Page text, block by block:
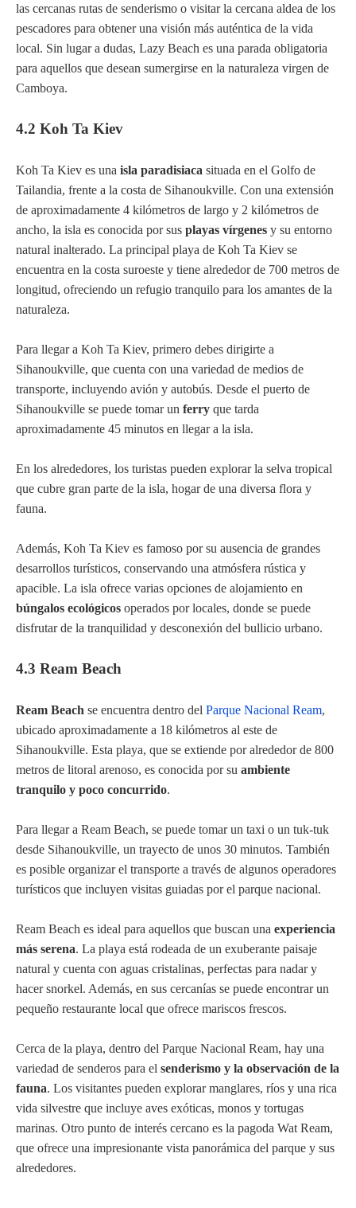
las cercanas rutas de senderismo o visitar la cercana aldea de los
pescadores para obtener una visión más auténtica de la vida
local. Sin lugar a dudas, Lazy Beach es una parada obligatoria
para aquellos que desean sumergirse en la naturaleza virgen de
Camboya.
4.2 Koh Ta Kiev
Koh Ta Kiev es una isla paradisiaca situada en el Golfo de
Tailandia, frente a la costa de Sihanoukville. Con una extensión
de aproximadamente 4 kilómetros de largo y 2 kilómetros de
ancho, la isla es conocida por sus playas vírgenes y su entorno
natural inalterado. La principal playa de Koh Ta Kiev se
encuentra en la costa suroeste y tiene alrededor de 700 metros de
longitud, ofreciendo un refugio tranquilo para los amantes de la
naturaleza.
Para llegar a Koh Ta Kiev, primero debes dirigirte a
Sihanoukville, que cuenta con una variedad de medios de
transporte, incluyendo avión y autobús. Desde el puerto de
Sihanoukville se puede tomar un ferry que tarda
aproximadamente 45 minutos en llegar a la isla.
En los alrededores, los turistas pueden explorar la selva tropical
que cubre gran parte de la isla, hogar de una diversa flora y
fauna.
Además, Koh Ta Kiev es famoso por su ausencia de grandes
desarrollos turísticos, conservando una atmósfera rústica y
apacible. La isla ofrece varias opciones de alojamiento en
búngalos ecológicos operados por locales, donde se puede
disfrutar de la tranquilidad y desconexión del bullicio urbano.
4.3 Ream Beach
Ream Beach se encuentra dentro del Parque Nacional Ream,
ubicado aproximadamente a 18 kilómetros al este de
Sihanoukville. Esta playa, que se extiende por alrededor de 800
metros de litoral arenoso, es conocida por su ambiente
tranquilo y poco concurrido.
Para llegar a Ream Beach, se puede tomar un taxi o un tuk-tuk
desde Sihanoukville, un trayecto de unos 30 minutos. También
es posible organizar el transporte a través de algunos operadores
turísticos que incluyen visitas guiadas por el parque nacional.
Ream Beach es ideal para aquellos que buscan una experiencia
más serena. La playa está rodeada de un exuberante paisaje
natural y cuenta con aguas cristalinas, perfectas para nadar y
hacer snorkel. Además, en sus cercanías se puede encontrar un
pequeño restaurante local que ofrece mariscos frescos.
Cerca de la playa, dentro del Parque Nacional Ream, hay una
variedad de senderos para el senderismo y la observación de la
fauna. Los visitantes pueden explorar manglares, ríos y una rica
vida silvestre que incluye aves exóticas, monos y tortugas
marinas. Otro punto de interés cercano es la pagoda Wat Ream,
que ofrece una impresionante vista panorámica del parque y sus
alrededores.